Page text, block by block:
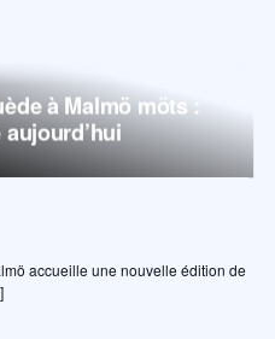
à Malmö möts :
accueille une nouvelle édition de